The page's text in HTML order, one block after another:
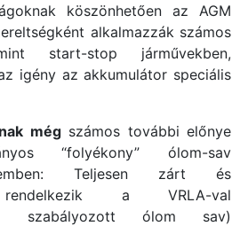
köszönhetően az AGM
alkalmazzák számos
start-stop járművekben,
igény az akkumulátor speciális
mégszámos további előnye
“folyékony” ólom-sav
Teljesen zárt és
rendelkezik a VRLA-val
szabályozott ólom sav)